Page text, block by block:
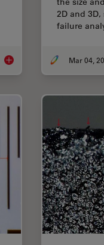
Overview of Fluorescent
2D and
failure
Mar 04,